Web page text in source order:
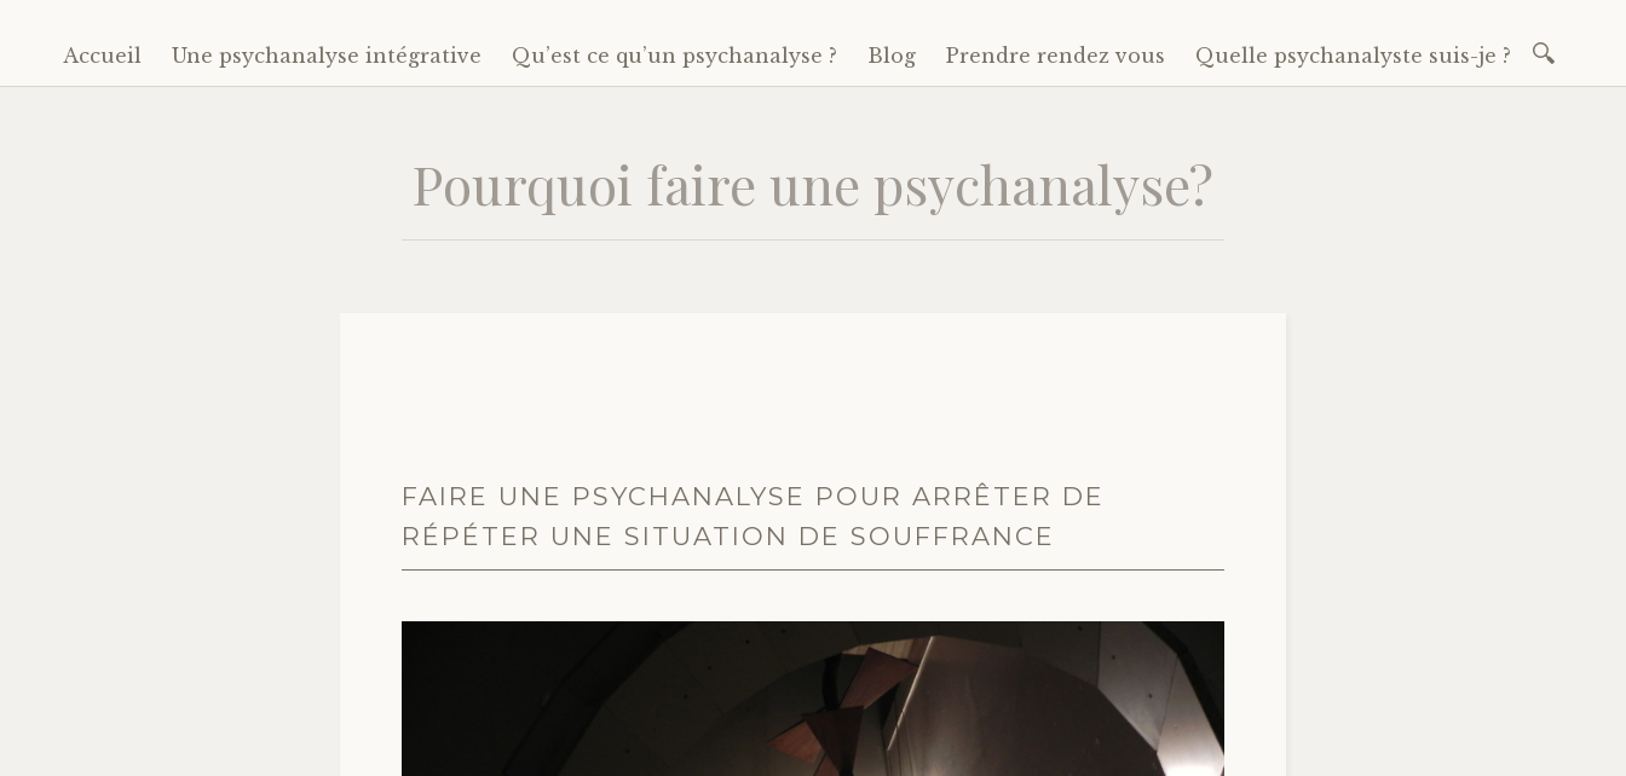
Accéder
au
Accueil Une psychanalyse intégrative Qu’est ce qu’un psychanalyse ? Blog Prendre rendez vous Quelle psychanalyste suis-je ?
Pourquoi faire une psychanalyse?
FAIRE UNE PSYCHANALYSE POUR ARRÊTER DE
RÉPÉTER UNE SITUATION DE SOUFFRANCE